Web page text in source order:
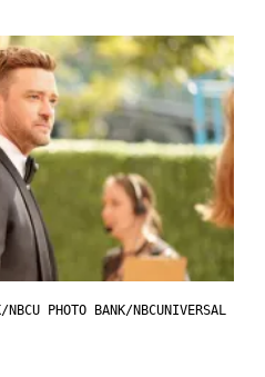
PHOTO BANK/NBCUNIVERSAL